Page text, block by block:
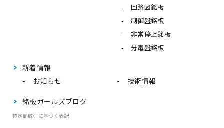
回路図銘板
制御盤銘板
非常停止銘板
分電盤銘板
新着情報
お知らせ
技術情報
銘板ガールズブログ
特定商取引に基づく表記